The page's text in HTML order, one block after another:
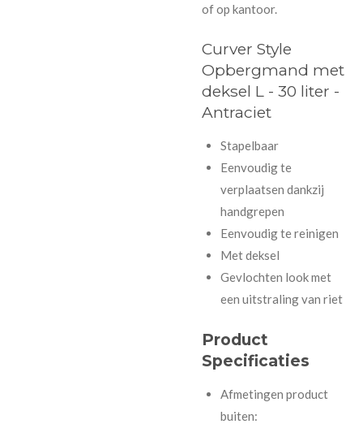
of op kantoor.
Curver Style
Opbergmand met
deksel L - 30 liter -
Antraciet
Stapelbaar
Eenvoudig te
verplaatsen dankzij
handgrepen
Eenvoudig te reinigen
Met deksel
Gevlochten look met
een uitstraling van riet
Product
Specificaties
Afmetingen product
buiten: